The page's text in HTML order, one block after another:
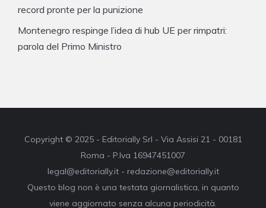
record pronte per la punizione
Montenegro respinge l’idea di hub UE per rimpatri:
parola del Primo Ministro
Copyright © 2025 - Editorially Srl - Via Assisi 21 - 00181
Roma - P.Iva 16947451007
legal@editorially.it - redazione@editorially.it
Questo blog non è una testata giornalistica, in quanto
viene aggiornato senza alcuna periodicità.